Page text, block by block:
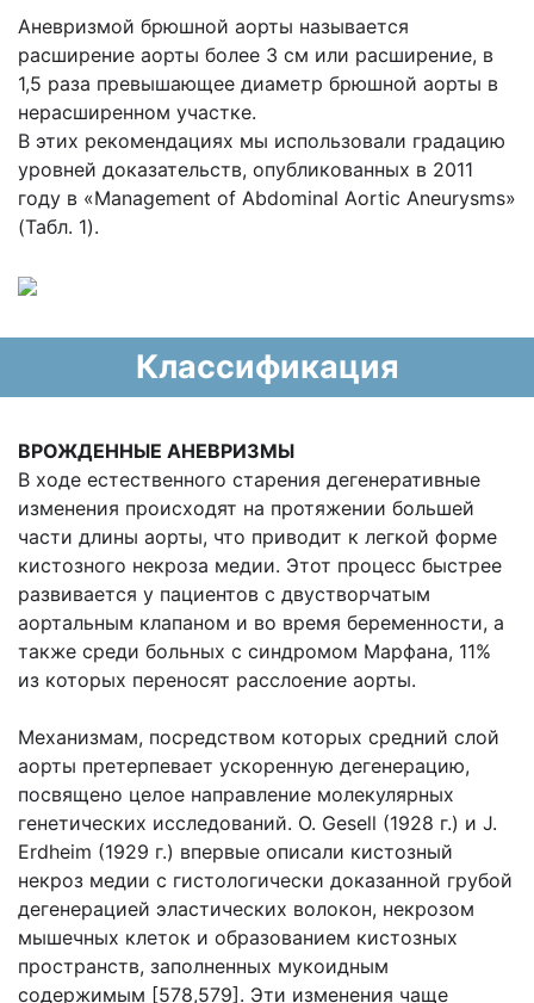
Аневризмой брюшной аорты называется
расширение аорты более 3 см или расширение, в
1,5 раза превышающее диаметр брюшной аорты в
нерасширенном участке.
В этих рекомендациях мы использовали градацию
уровней доказательств, опубликованных в 2011
году в «Management of Abdominal Aortic Aneurysms»
(Табл. 1).
Классификация
ВРОЖДЕННЫЕ АНЕВРИЗМЫ
В ходе естественного старения дегенеративные
изменения происходят на протяжении большей
части длины аорты, что приводит к легкой форме
кистозного некроза медии. Этот процесс быстрее
развивается у пациентов с двустворчатым
аортальным клапаном и во время беременности, а
также среди больных с синдромом Марфана, 11%
из которых переносят расслоение аорты.
Механизмам, посредством которых средний слой
аорты претерпевает ускоренную дегенерацию,
посвящено целое направление молекулярных
генетических исследований. О. Gesell (1928 г.) и J.
Erdheim (1929 г.) впервые описали кистозный
некроз медии с гистологически доказанной грубой
дегенерацией эластических волокон, некрозом
мышечных клеток и образованием кистозных
пространств, заполненных мукоидным
содержимым [578,579]. Эти изменения чаще